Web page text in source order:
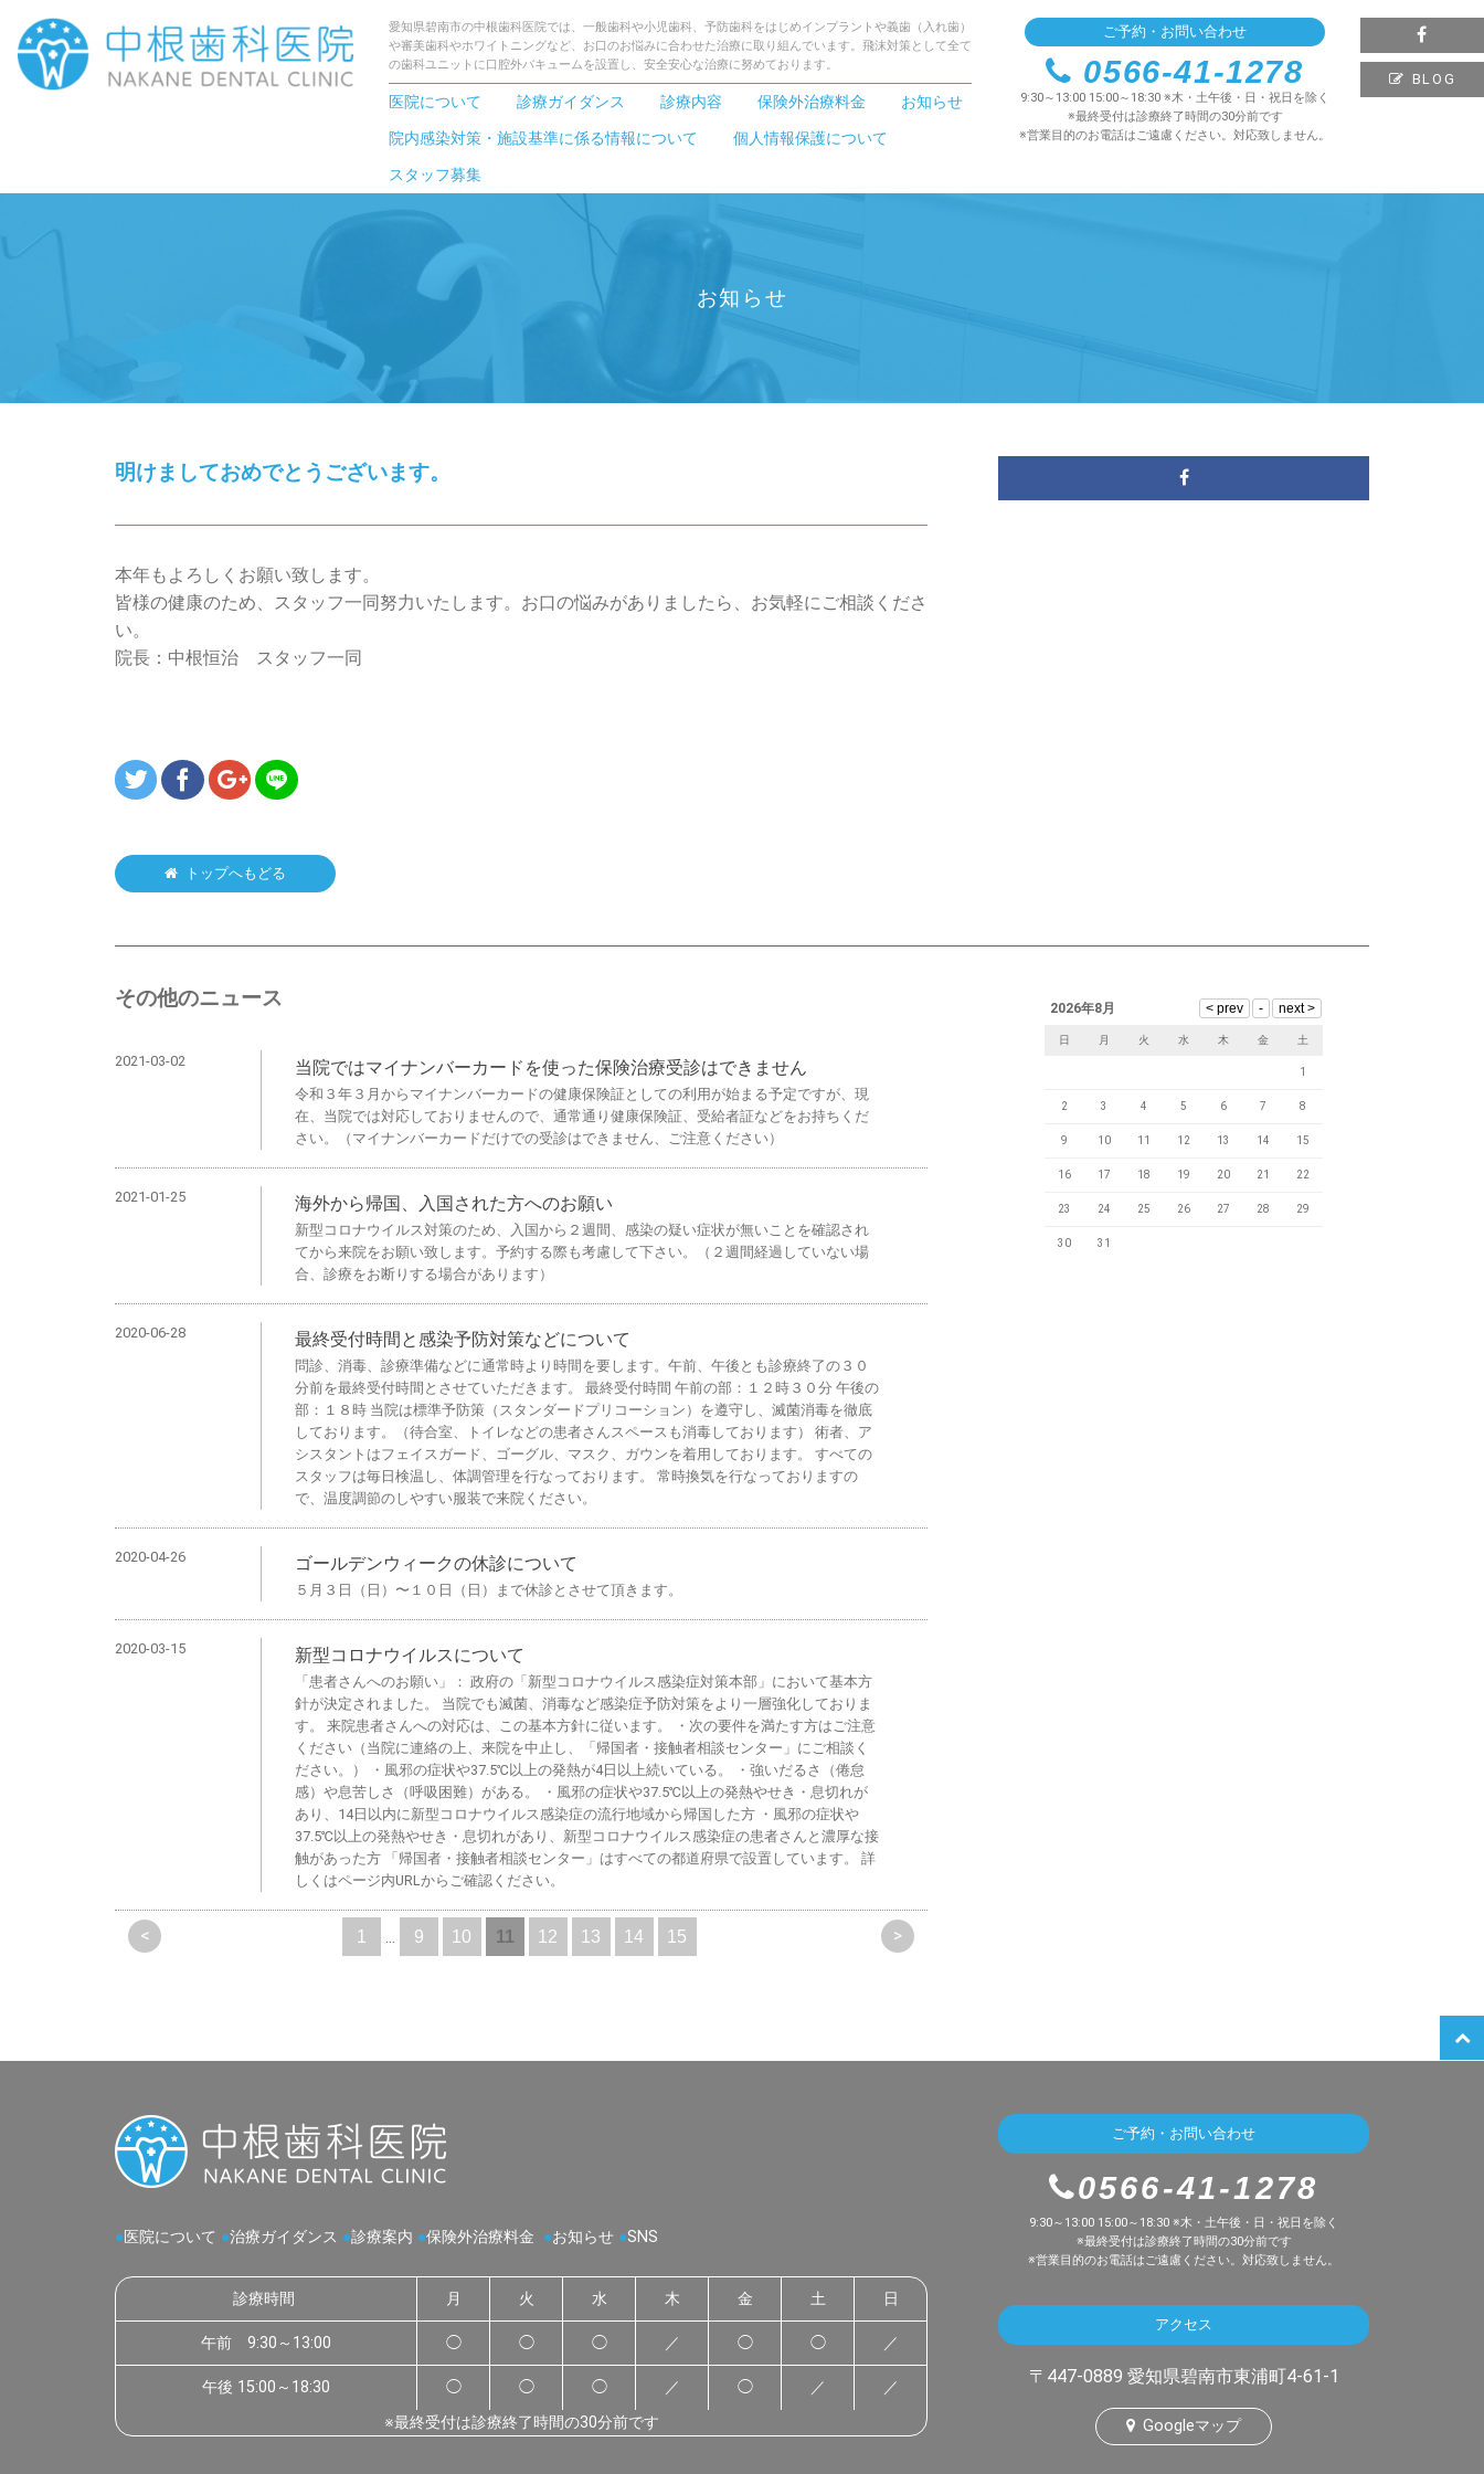
愛知県碧南市の中根歯科医院では、一般歯科や小児歯科、予防歯科をはじめインプラントや義歯（入れ歯）
や審美歯科やホワイトニングなど、お口のお悩みに合わせた治療に取り組んでいます。飛沫対策として全て
の歯科ユニットに口腔外バキュームを設置し、安全安心な治療に努めております。
医院について 診療ガイダンス 診療内容 保険外治療料金
お知らせ
院内感染対策・施設基準に係る情報について
個人情報保護について
スタッフ募集
ご予約・お問い合わせ
0566-41-1278
9:30～13:00 15:00～18:30 ※木・土午後・日・祝日を除く
※最終受付は診療終了時間の30分前です
※営業目的のお電話はご遠慮ください。対応致しません。
BLOG
お知らせ
明けましておめでとうございます。
本年もよろしくお願い致します。
皆様の健康のため、スタッフ一同努力いたします。お口の悩みがありましたら、お気軽にご相談くださ
い。
院長：中根恒治 スタッフ一同
トップへもどる
その他のニュース
2021-03-02 当院ではマイナンバーカードを使った保険治療受診はできません
令和３年３月からマイナンバーカードの健康保険証としての利用が始まる予定ですが、現
在、当院では対応しておりませんので、通常通り健康保険証、受給者証などをお持ちくだ
さい。（マイナンバーカードだけでの受診はできません、ご注意ください）
2021-01-25 海外から帰国、入国された方へのお願い
新型コロナウイルス対策のため、入国から２週間、感染の疑い症状が無いことを確認され
てから来院をお願い致します。予約する際も考慮して下さい。（２週間経過していない場
合、診療をお断りする場合があります）
2020-06-28 最終受付時間と感染予防対策などについて
問診、消毒、診療準備などに通常時より時間を要します。午前、午後とも診療終了の３０
分前を最終受付時間とさせていただきます。 最終受付時間 午前の部：１２時３０分 午後の
部：１８時 当院は標準予防策（スタンダードプリコーション）を遵守し、滅菌消毒を徹底
しております。（待合室、トイレなどの患者さんスペースも消毒しております） 術者、ア
シスタントはフェイスガード、ゴーグル、マスク、ガウンを着用しております。 すべての
スタッフは毎日検温し、体調管理を行なっております。 常時換気を行なっておりますの
で、温度調節のしやすい服装で来院ください。
2020-04-26 ゴールデンウィークの休診について
５月３日（日）〜１０日（日）まで休診とさせて頂きます。
2020-03-15 新型コロナウイルスについて
「患者さんへのお願い」： 政府の「新型コロナウイルス感染症対策本部」において基本方
針が決定されました。 当院でも滅菌、消毒など感染症予防対策をより一層強化しておりま
す。 来院患者さんへの対応は、この基本方針に従います。 ・次の要件を満たす方はご注意
ください（当院に連絡の上、来院を中止し、「帰国者・接触者相談センター」にご相談く
ださい。） ・風邪の症状や37.5℃以上の発熱が4日以上続いている。 ・強いだるさ（倦怠
感）や息苦しさ（呼吸困難）がある。 ・風邪の症状や37.5℃以上の発熱やせき・息切れが
あり、14日以内に新型コロナウイルス感染症の流行地域から帰国した方 ・風邪の症状や
37.5℃以上の発熱やせき・息切れがあり、新型コロナウイルス感染症の患者さんと濃厚な接
触があった方 「帰国者・接触者相談センター」はすべての都道府県で設置しています。 詳
しくはページ内URLからご確認ください。
< 1 ... 9 10 11 12 13 14 15 >
2026年8月
日 月 火 水 木 金 土
1
2 3 4 5 6 7 8
9 10 11 12 13 14 15
16 17 18 19 20 21 22
23 24 25 26 27 28 29
30 31
●医院について ●治療ガイダンス ●診療案内 ●保険外治療料金 ●お知らせ ●SNS
診療時間 月 火 水 木 金 土 日
午前 9:30～13:00 ◯ ◯ ◯ ／ ◯ ◯ ／
午後 15:00～18:30 ◯ ◯ ◯ ／ ◯ ／
／
※最終受付は診療終了時間の30分前です
ご予約・お問い合わせ
0566-41-1278
9:30～13:00 15:00～18:30 ※木・土午後・日・祝日を除く
※最終受付は診療終了時間の30分前です
※営業目的のお電話はご遠慮ください。対応致しません。
アクセス
〒447-0889 愛知県碧南市東浦町4-61-1
Googleマップ